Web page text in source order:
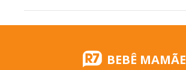
BEBÊ MAMÃE